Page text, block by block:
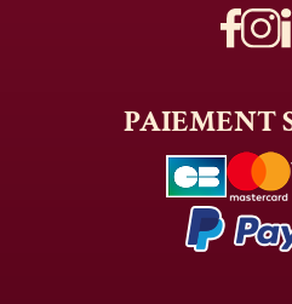
PAIEMENT